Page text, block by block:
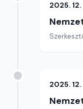
2025.
2025. 12.